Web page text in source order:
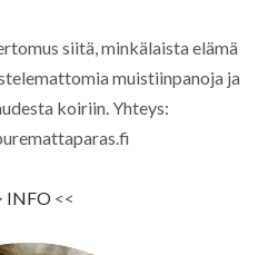
siitä, minkälaista elämä
muistiinpanoja ja
koiriin. Yhteys:
INFO<<